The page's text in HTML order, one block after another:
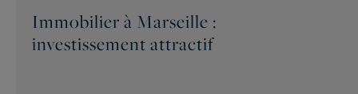
Immobilier à Marseille :
investissement attractif